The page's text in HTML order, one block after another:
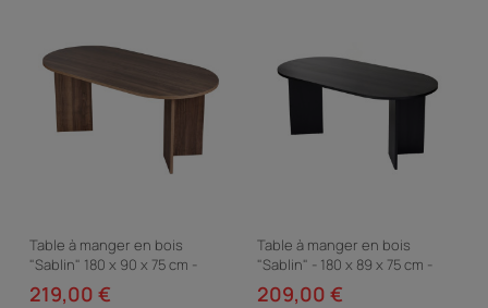
Table à manger en bois
"Sablin" 180 x 90 x 75 cm -
Noyer
219,00 €
Table à manger en bois
"Sablin" - 180 x 89 x 75 cm -
Bois Noir
209,00 €